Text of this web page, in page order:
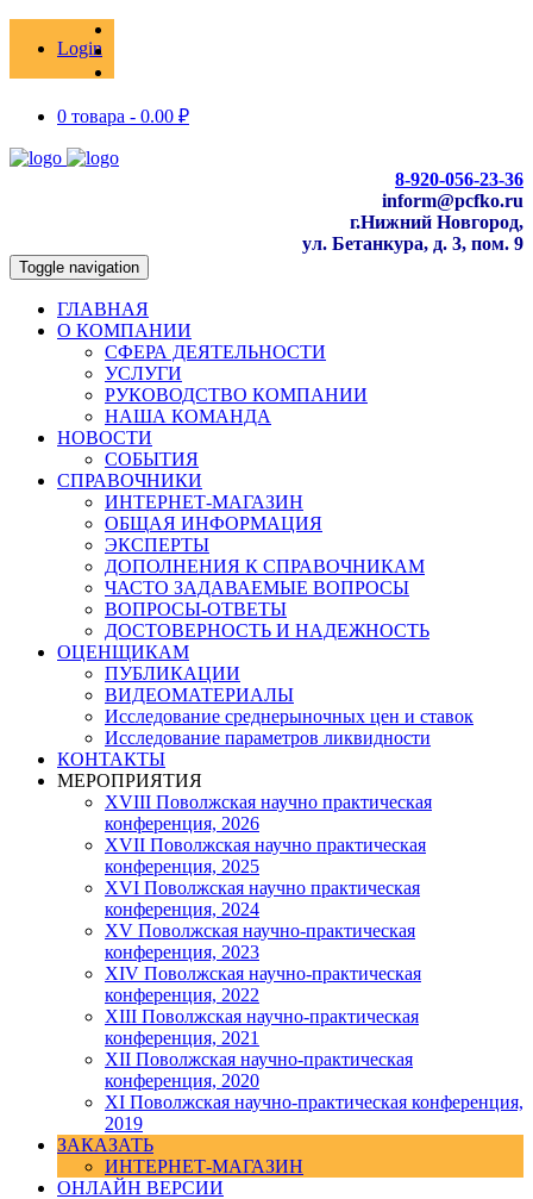
Login
0 товара - 0.00 ₽
8-920-056-23-36
inform@pcfko.ru
г.Нижний Новгород,
ул. Бетанкура, д. 3, пом. 9
Toggle navigation
ГЛАВНАЯ
О КОМПАНИИ
СФЕРА ДЕЯТЕЛЬНОСТИ
УСЛУГИ
РУКОВОДСТВО КОМПАНИИ
НАША КОМАНДА
НОВОСТИ
СОБЫТИЯ
СПРАВОЧНИКИ
ИНТЕРНЕТ-МАГАЗИН
ОБЩАЯ ИНФОРМАЦИЯ
ЭКСПЕРТЫ
ДОПОЛНЕНИЯ К СПРАВОЧНИКАМ
ЧАСТО ЗАДАВАЕМЫЕ ВОПРОСЫ
ВОПРОСЫ-ОТВЕТЫ
ДОСТОВЕРНОСТЬ И НАДЕЖНОСТЬ
ОЦЕНЩИКАМ
ПУБЛИКАЦИИ
ВИДЕОМАТЕРИАЛЫ
Исследование среднерыночных цен и ставок
Исследование параметров ликвидности
КОНТАКТЫ
МЕРОПРИЯТИЯ
XVIII Поволжская научно практическая
конференция, 2026
XVII Поволжская научно практическая
конференция, 2025
XVI Поволжская научно практическая
конференция, 2024
ХV Поволжская научно-практическая
конференция, 2023
ХIV Поволжская научно-практическая
конференция, 2022
ХIII Поволжская научно-практическая
конференция, 2021
ХII Поволжская научно-практическая
конференция, 2020
XI Поволжская научно-практическая конференция,
2019
ЗАКАЗАТЬ
ИНТЕРНЕТ-МАГАЗИН
ОНЛАЙН ВЕРСИИ